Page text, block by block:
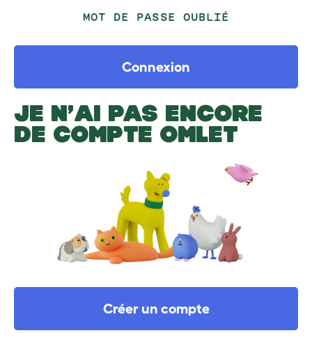
MOT DE PASSE OUBLIÉ
Connexion
JE N’AI PAS ENCORE
DE COMPTE OMLET
Créer un compte